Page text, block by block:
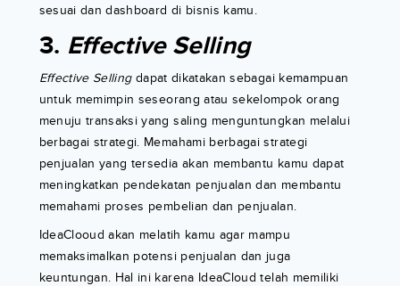
sesuai dan dashboard di bisnis kamu.
3. Effective Selling
Effective Sellingdapat dikatakan sebagai kemampuan
untuk memimpin seseorang atau sekelompok orang
menuju transaksi yang saling menguntungkan melalui
berbagai strategi. Memahami berbagai strategi
penjualan yang tersedia akan membantu kamu dapat
meningkatkan pendekatan penjualan dan membantu
memahami proses pembelian dan penjualan.
IdeaClooud akan melatih kamu agar mampu
memaksimalkan potensi penjualan dan juga
keuntungan. Hal ini karena IdeaCloud telah memiliki